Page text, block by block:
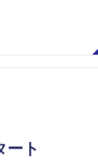
ート